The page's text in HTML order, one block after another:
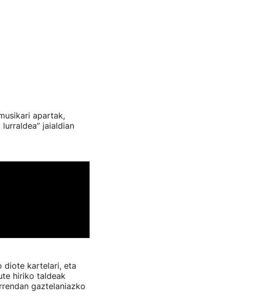
apartak,
jaialdian
diote kartelari, eta
hiriko taldeak
gaztelaniazko